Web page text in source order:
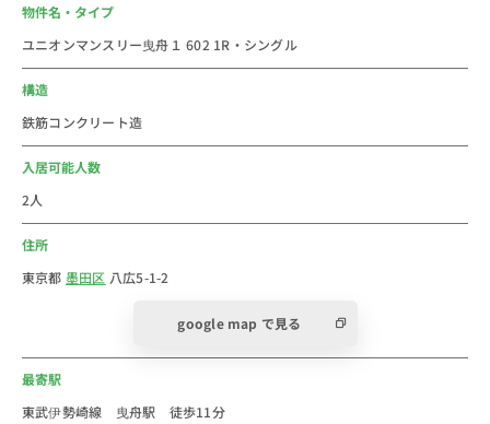
東京都墨田区の曳舟駅の物件です。全室最寄駅から徒歩
2024年の墨田区の人口は約28万人です。
ています。主な駅へのアクセスは上野駅まで約17分、新
す。徒歩圏内には京成押上線・京成曳舟駅も位置してお
曳舟駅徒歩圏内には、「東武ストア フレッシュ&クイッ
ク 曳舟店」「イトーヨーカドー 曳舟店」「まいばすけ
っと 東武曳舟駅西店」「鳩の街通り商店街」があり、
一人暮らしのお買い物・外食には困りません。商業施設
物件名・タイプ
ユニオンマンスリー曳舟１ 602 1R・シングル
構造
鉄筋コンクリート造
入居可能人数
2人
住所
東京都 墨田区 八広5-1-2
google map で見る
最寄駅
東武伊勢崎線 曳舟駅 徒歩11分